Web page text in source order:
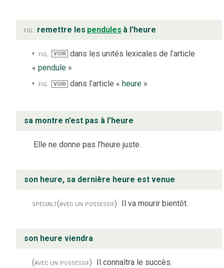
fig. remettre les pendules à l’heure
fig. VOIR
dans les unités lexicales de l’article
« pendule »
fig.
VOIR dans l’article « heure»
sa montre n’est pas à l’heure
Elle ne donne pas l’heure juste.
son heure, sa dernière heure est venue
spécialt(avec un possessif) Il va mourir bientôt.
son heure viendra
(avec un possessif) Il connaîtra le succès.